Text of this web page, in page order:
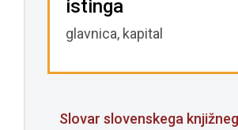
istinga
glavnica, kapital
Slovar slovenskega